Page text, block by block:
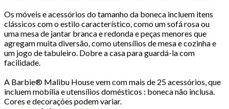
Os móveis e acessórios do tamanho da boneca incluem itens
clássicos com o estilo característico, como um sofá rosa ou
uma mesa de jantar branca e redonda e peças menores que
agregam muita diversão, como utensílios de mesa e cozinha e
um jogo de tabuleiro. Dobre a casa para guardá-la com
facilidade.
A Barbie® Malibu House vem com mais de 25 acessórios, que
incluem mobília e utensílios domésticos : boneca não inclusa.
Cores e decorações podem variar.